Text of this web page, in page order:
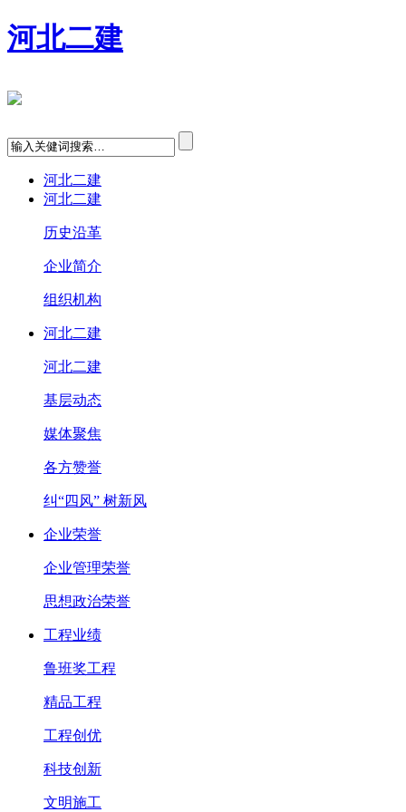
河北二建
河北二建
河北二建
历史沿革
企业简介
组织机构
河北二建
河北二建
基层动态
媒体聚焦
各方赞誉
纠“四风” 树新风
企业荣誉
企业管理荣誉
思想政治荣誉
工程业绩
鲁班奖工程
精品工程
工程创优
科技创新
文明施工